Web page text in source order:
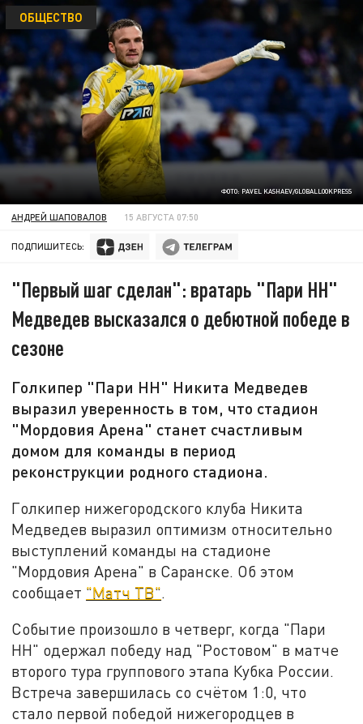
ФОТО: PAVEL KASHAEV/GLOBALLOOKPRESS
ОБЩЕСТВО
АНДРЕЙ ШАПОВАЛОВ 15 АВГУСТА 07:50
ПОДПИШИТЕСЬ:
"Первый шаг сделан": вратарь "Пари НН"
Медведев высказался о дебютной победе в
сезоне
Голкипер "Пари НН" Никита Медведев
выразил уверенность в том, что стадион
"Мордовия Арена" станет счастливым
домом для команды в период
реконструкции родного стадиона.
Голкипер нижегородского клуба Никита
Медведев выразил оптимизм относительно
выступлений команды на стадионе
"Мордовия Арена" в Саранске. Об этом
сообщает "Матч ТВ".
Событие произошло в четверг, когда "Пари
НН" одержал победу над "Ростовом" в матче
второго тура группового этапа Кубка России.
Встреча завершилась со счётом 1:0, что
стало первой победой нижегородцев в